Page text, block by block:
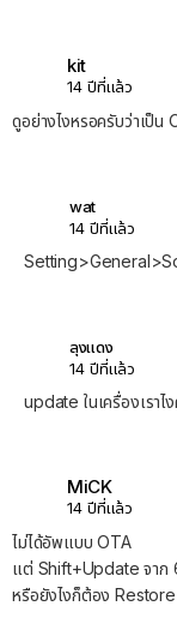
kit
14 ปีที่แล้ว
ดูอย่างไงหรอครับว่าเป็น
wat
14 ปีที่แล้ว
ลุงแดง
14 ปีที่แล้ว
update ในเครื่องเราไ
MiCK
14 ปีที่แล้ว
ไม่ได้อัพแบบ OTA
แต่ Shift+Update จาก
หรือยังไงก็ต้อง